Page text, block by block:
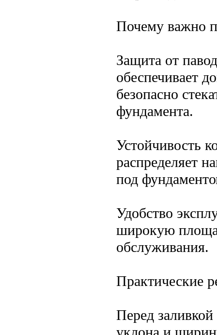
Почему важно
Защита от
обеспечивает
безопасно
фундамента.
Устойчивость
распределяет
под
Удобство
широкую
обслуживания.
Практические
Перед заливкой